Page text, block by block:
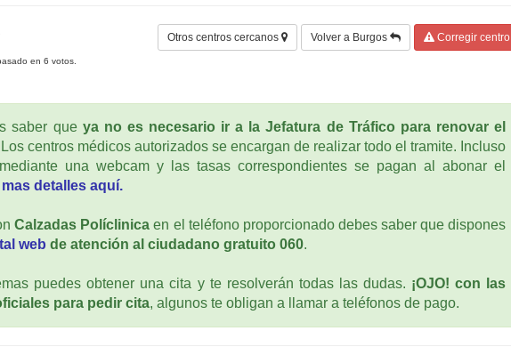
en 6 votos.
Otros centros cercanos Volver a Burgos Corregir centro
saber que ya no es necesario ir a la Jefatura de Tráfico para renovar el
Los centros médicos autorizados se encargan de realizar todo el tramite. Incluso
una webcam y las tasas correspondientes se pagan al abonar el
detalles aquí.
Calzadas Políclinica en el teléfono proporcionado debes saber que dispones
web de atención al ciudadano gratuito 060.
puedes obtener una cita y te resolverán todas las dudas. ¡OJO! con las
para pedir cita, algunos te obligan a llamar a teléfonos de pago.